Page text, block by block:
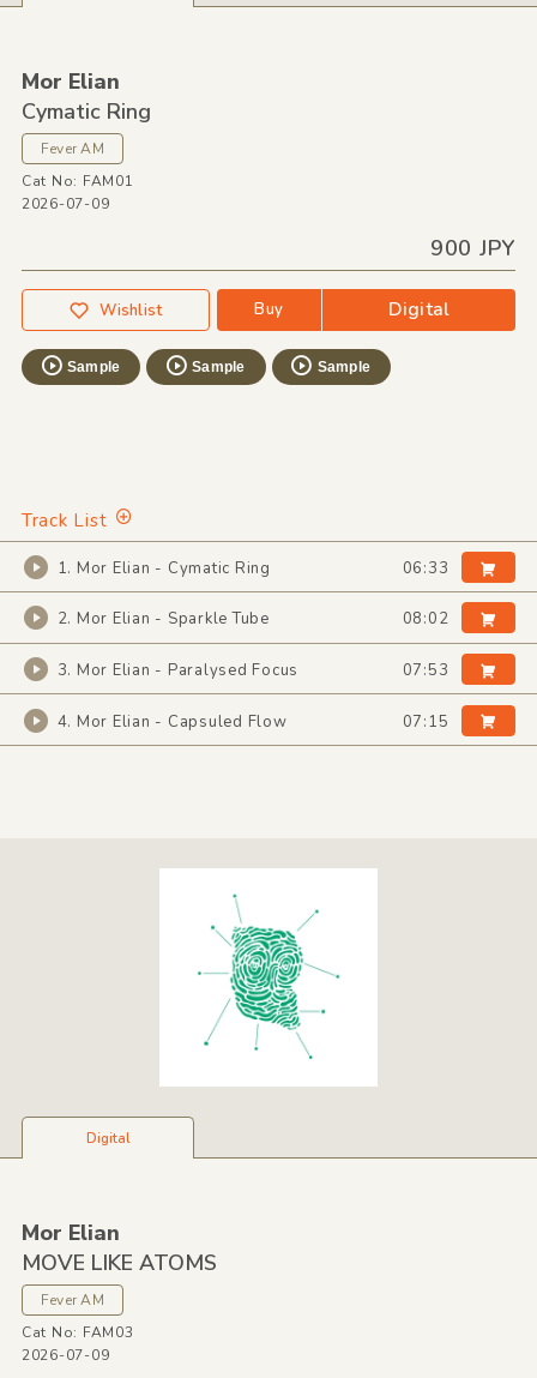
Mor Elian
Cymatic Ring
Fever AM
Cat No: FAM01
2026-07-09
900 JPY
Wishlist Buy Digital
Sample Sample Sample
Track List
1. Mor Elian - Cymatic Ring 06:33
2. Mor Elian - Sparkle Tube 08:02
3. Mor Elian - Paralysed Focus 07:53
4. Mor Elian - Capsuled Flow 07:15
Digital
Mor Elian
MOVE LIKE ATOMS
Fever AM
Cat No: FAM03
2026-07-09